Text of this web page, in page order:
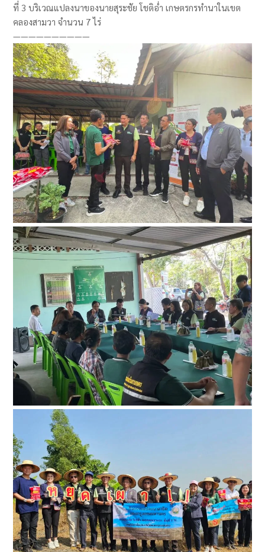
ที่ 3 บริเวณแปลงนาของนายสุระชัย โชติอ่ำ เกษตรกรทำนาในเขต
คลองสามวา จำนวน 7 ไร่
——————————